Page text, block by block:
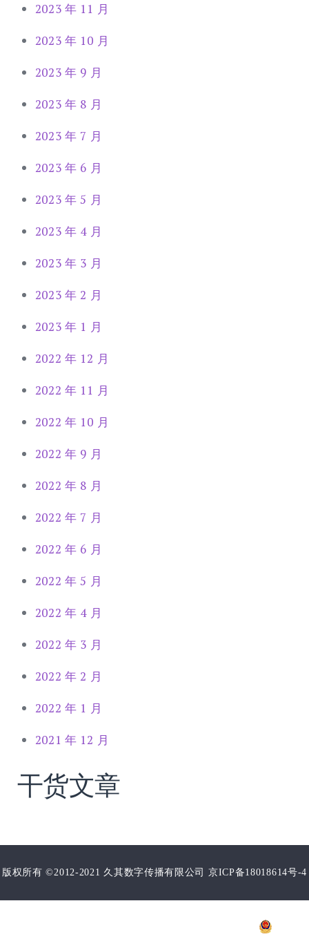
2023 年 11 月
2023 年 10 月
2023 年 9 月
2023 年 8 月
2023 年 7 月
2023 年 6 月
2023 年 5 月
2023 年 4 月
2023 年 3 月
2023 年 2 月
2023 年 1 月
2022 年 12 月
2022 年 11 月
2022 年 10 月
2022 年 9 月
2022 年 8 月
2022 年 7 月
2022 年 6 月
2022 年 5 月
2022 年 4 月
2022 年 3 月
2022 年 2 月
2022 年 1 月
2021 年 12 月
干货文章
版权所有 ©2012-2021 久其数字传播有限公司 京ICP备18018614号-4